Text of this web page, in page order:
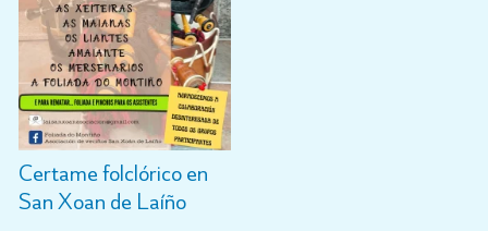
Certame folclórico en
San Xoan de Laíño